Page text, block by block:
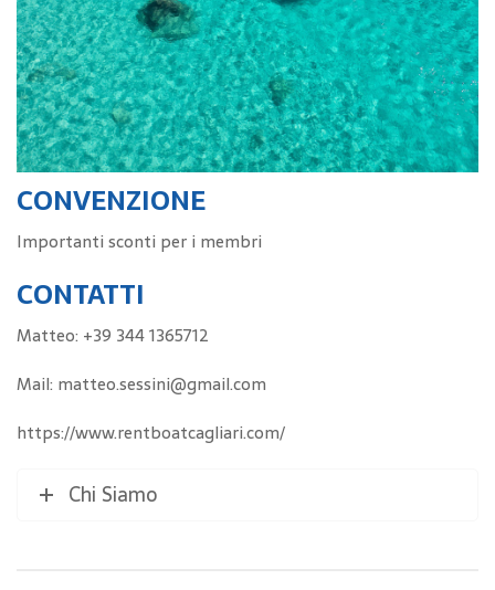
CONVENZIONE
Importanti sconti per i membri
CONTATTI
Matteo: +39 344 1365712
Mail: matteo.sessini@gmail.com
https://www.rentboatcagliari.com/
Chi Siamo